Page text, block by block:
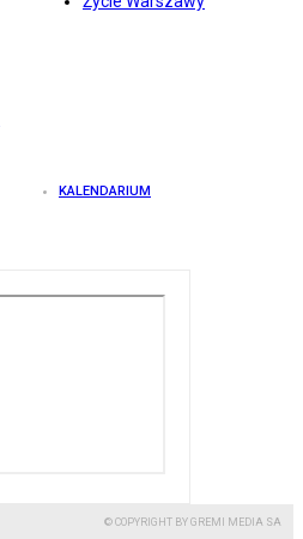
KALENDARIUM
© COPYRIGHT BY GREMI MEDIA SA